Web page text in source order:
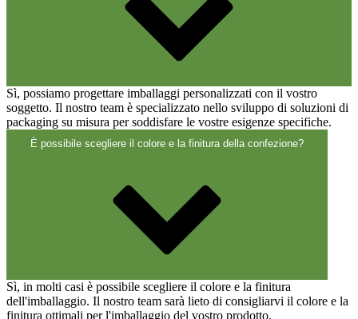
champagne
(83)
Sì, possiamo progettare imballaggi personalizzati con il vostro
soggetto. Il nostro team è specializzato nello sviluppo di soluzioni di
packaging su misura per soddisfare le vostre esigenze specifiche.
È possibile scegliere il colore e la finitura della confezione?
Sì, in molti casi è possibile scegliere il colore e la finitura
dell'imballaggio. Il nostro team sarà lieto di consigliarvi il colore e la
finitura ottimali per l'imballaggio del vostro prodotto.